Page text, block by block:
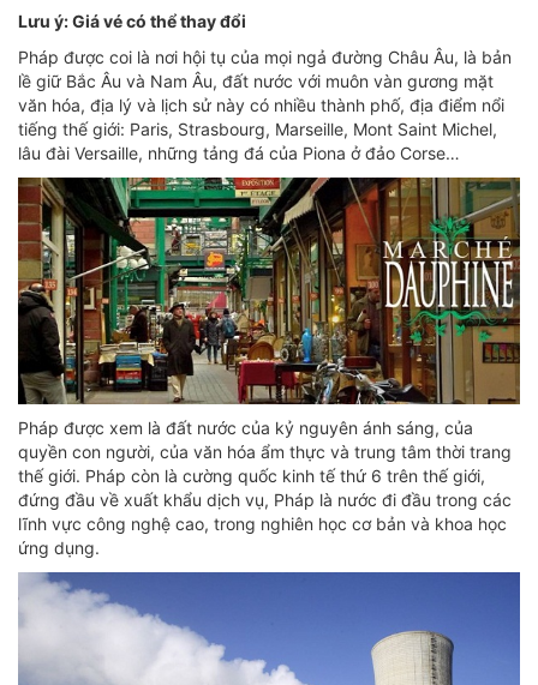
Lưu ý: Giá vé có thể thay đổi
Pháp được coi là nơi hội tụ của mọi ngả đường Châu Âu, là bản
lề giữ Bắc Âu và Nam Âu, đất nước với muôn vàn gương mặt
văn hóa, địa lý và lịch sử này có nhiều thành phố, địa điểm nổi
tiếng thế giới: Paris, Strasbourg, Marseille, Mont Saint Michel,
lâu đài Versaille, những tảng đá của Piona ở đảo Corse…
Pháp được xem là đất nước của kỷ nguyên ánh sáng, của
quyền con người, của văn hóa ẩm thực và trung tâm thời trang
thế giới. Pháp còn là cường quốc kinh tế thứ 6 trên thế giới,
đứng đầu về xuất khẩu dịch vụ, Pháp là nước đi đầu trong các
lĩnh vực công nghệ cao, trong nghiên học cơ bản và khoa học
ứng dụng.